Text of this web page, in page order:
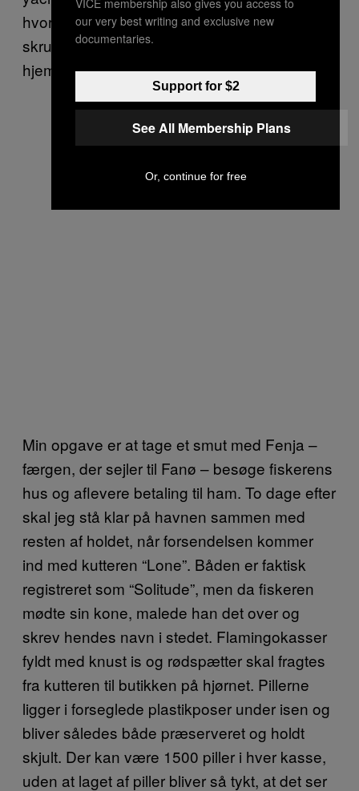
hvor en gammel fisker henter varerne i sit
skrummel af en firhjulstrækker og kører dem
hjem i sin kælder.
Min opgave er at tage et smut med Fenja –
færgen, der sejler til Fanø – besøge fiskerens
hus og aflevere betaling til ham. To dage efter
skal jeg stå klar på havnen sammen med
resten af holdet, når forsendelsen kommer
ind med kutteren “Lone”. Båden er faktisk
registreret som “Solitude”, men da fiskeren
mødte sin kone, malede han det over og
skrev hendes navn i stedet. Flamingokasser
fyldt med knust is og rødspætter skal fragtes
fra kutteren til butikken på hjørnet. Pillerne
ligger i forseglede plastikposer under isen og
bliver således både præserveret og holdt
skjult. Der kan være 1500 piller i hver kasse,
uden at laget af piller bliver så tykt, at det ser
our very best writing and exclusive new
documentaries.
Support for $2
See All Membership Plans
Or, continue for free